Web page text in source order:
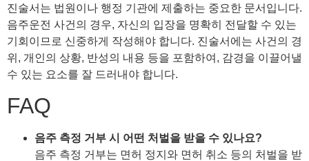
진술서는 법원이나 행정 기관에 제출하는 중요한 문서입니다.
음주운전 사건의 경우, 자신의 입장을 명확히 전달할 수 있는
기회이므로 신중하게 작성해야 합니다. 진술서에는 사건의 경
위, 개인의 상황, 반성의 내용 등을 포함하여, 감경을 이끌어낼
수 있는 요소를 잘 드러내야 합니다.
FAQ
음주 측정 거부 시 어떤 처벌을 받을 수 있나요?
음주 측정 거부는 면허 정지와 면허 취소 등의 처벌을 받